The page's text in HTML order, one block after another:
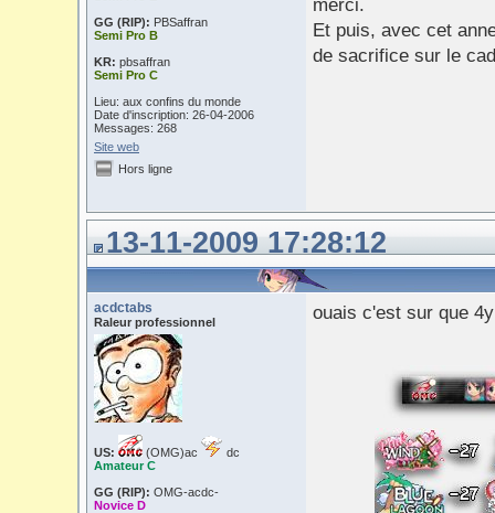
GG (RIP): PBSaffran
Semi Pro B
KR: pbsaffran
Semi Pro C
Lieu: aux confins du monde
Date d'inscription: 26-04-2006
Messages: 268
Site web
merci.
Et puis, avec cet
de sacrifice sur le
Hors ligne
13-11-2009 17:28:12
acdctabs
Raleur professionnel
US: (OMG)ac
dc
Amateur C
GG (RIP): OMG-acdc-
Novice D
ouais c'est sur que